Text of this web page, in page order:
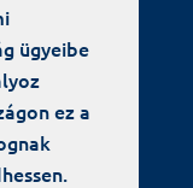
ügyeibe
ez a